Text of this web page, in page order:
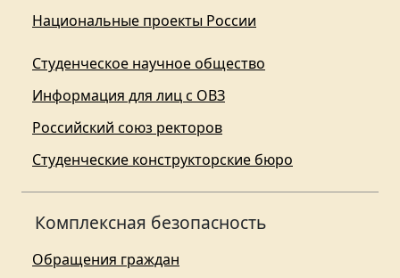
Национальные проекты России
Студенческое научное общество
Информация для лиц с ОВЗ
Российский союз ректоров
Студенческие конструкторские бюро
Комплексная безопасность
Обращения граждан